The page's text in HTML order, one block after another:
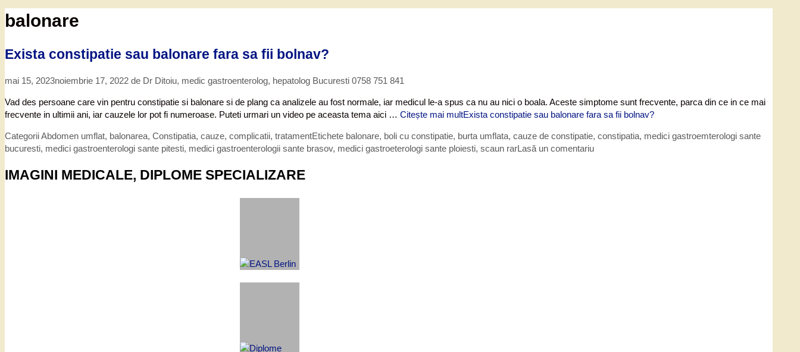
balonare
Exista constipatie sau balonare fara sa fii bolnav?
mai 15, 2023noiembrie 17, 2022 de Dr Ditoiu, medic gastroenterolog, hepatolog Bucuresti 0758 751 841
Vad des persoane care vin pentru constipatie si balonare si de plang ca analizele au fost normale, iar medicul le-a spus ca nu au nici o boala. Aceste simptome sunt frecvente, parca din ce in ce mai
frecvente in ultimii ani, iar cauzele lor pot fi numeroase. Puteti urmari un video pe aceasta tema aici … Citește mai multExista constipatie sau balonare fara sa fii bolnav?
CategoriiAbdomen umflat, balonarea, Constipatia, cauze, complicatii, tratamentEtichete balonare, boli cu constipatie, burta umflata, cauze de constipatie, constipatia, medici gastroemterologi sante
bucuresti, medici gastroenterologi sante pitesti, medici gastroenterologii sante brasov, medici gastroeterologi sante ploiesti, scaun rarLasă un comentariu
IMAGINI MEDICALE, DIPLOME SPECIALIZARE